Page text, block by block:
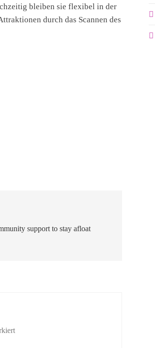
bleiben sie flexibel in der
durch das Scannen des
support to stay afloat